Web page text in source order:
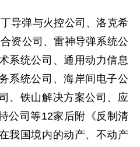
导弹与火控公司、洛克希
资公司、雷神导弹系统公
系统公司、通用动力信息
系统公司、海岸间电子公
、铁山解决方案公司、应
公司等12家后附《反制清
我国境内的动产、不动产